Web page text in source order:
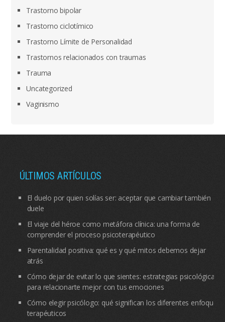
Trastorno bipolar
Trastorno ciclotímico
Trastorno Límite de Personalidad
Trastornos relacionados con traumas
Trauma
Uncategorized
Vaginismo
ÚLTIMOS ARTÍCULOS
El duelo por quien solías ser: aceptar que cambiar también
duele
El viaje del héroe como metáfora clínica: una forma de
comprender el proceso psicoterapéutico
Parentalidad positiva: qué es y qué mitos debemos dejar
atrás
Cómo dejar de evitar lo que sientes: estrategias psicológicas
para relacionarte mejor con tus emociones
Cómo elegir psicólogo: qué significan los diferentes enfoques
terapéuticos